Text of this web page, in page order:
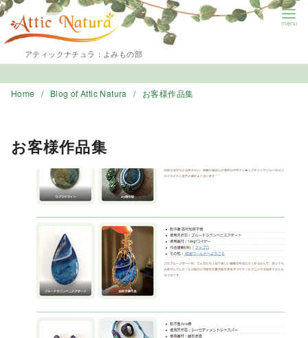
アティックナチュラ：よみもの部
Home Blog of Attic Natura お客様作品集
お客様作品集